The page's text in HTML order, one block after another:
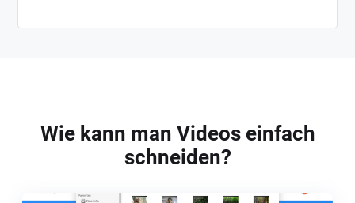
Wie kann man Videos einfach
schneiden?